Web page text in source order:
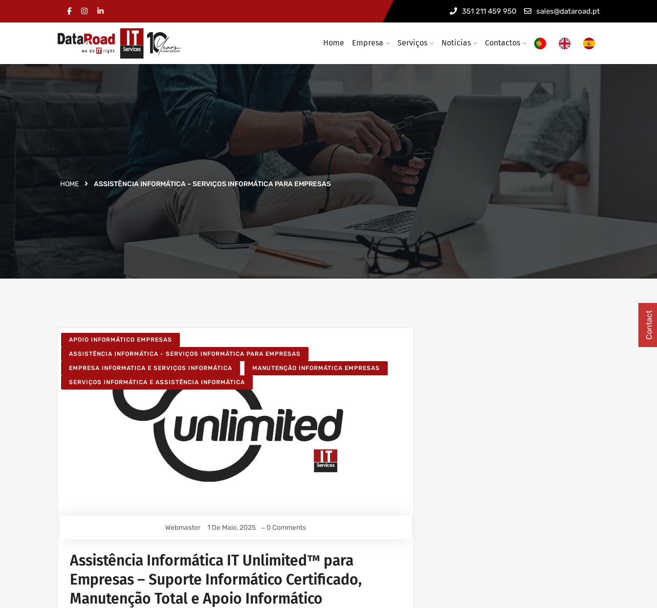
351 211 459 950 sales@dataroad.pt
Home Empresa Serviços Notícias Contactos
HOME ASSISTÊNCIA INFORMÁTICA – SERVIÇOS INFORMÁTICA PARA EMPRESAS
APOIO INFORMÁTICO EMPRESAS
ASSISTÊNCIA INFORMÁTICA - SERVIÇOS INFORMÁTICA PARA EMPRESAS
EMPRESA INFORMATICA E SERVIÇOS INFORMÁTICA MANUTENÇÃO INFORMÁTICA EMPRESAS
SERVIÇOS INFORMÁTICA E ASSISTÊNCIA INFORMÁTICA
Webmaster 1 De Maio, 2025 0 Comments
Assistência Informática IT Unlimited™ para
Empresas – Suporte Informático Certificado,
Manutenção Total e Apoio Informático
Contact